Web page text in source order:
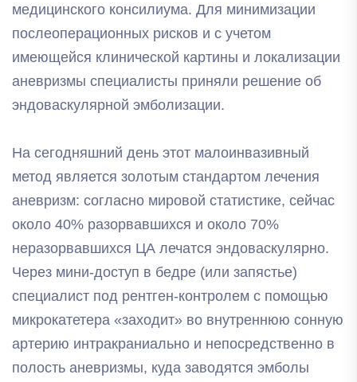
медицинского консилиума. Для минимизации
послеоперационных рисков и с учетом
имеющейся клинической картины и локализации
аневризмы специалисты приняли решение об
эндоваскулярной эмболизации.
На сегодняшний день этот малоинвазивный
метод является золотым стандартом лечения
аневризм: согласно мировой статистике, сейчас
около 40% разорвавшихся и около 70%
неразорвавшихся ЦА лечатся эндоваскулярно.
Через мини-доступ в бедре (или запястье)
специалист под рентген-контролем с помощью
микрокатетера «заходит» во внутреннюю сонную
артерию интракраниально и непосредственно в
полость аневризмы, куда заводятся эмболы